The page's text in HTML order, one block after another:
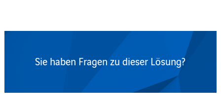
Sie haben Fragen zu dieser Lösung?